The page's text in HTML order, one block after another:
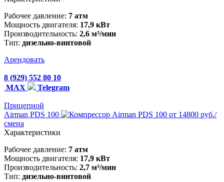
Рабочее давление: 7 атм
Мощность двигателя: 17,9 кВт
Производительность: 2,6 м³/мин
Тип: дизельно-винтовой
Арендовать
8 (929) 552 80 10
MAX
Telegram
Прицепной
Airman PDS 100
от 14800 руб./
смена
Характеристики
Рабочее давление: 7 атм
Мощность двигателя: 17,9 кВт
Производительность: 2,7 м³/мин
Тип: дизельно-винтовой